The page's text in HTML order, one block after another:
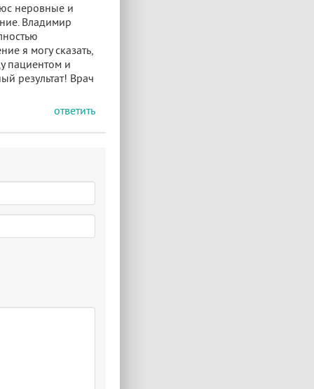
неровные и
Владимир
я могу сказать,
пациентом и
результат! Врач
ответить